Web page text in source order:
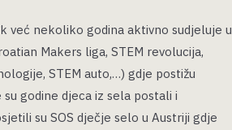
već nekoliko godina aktivno sudjeluje u
Makers liga, STEM revolucija,
STEM auto,…) gdje postižu
godine djeca iz sela postali i
su SOS dječje selo u Austriji gdje